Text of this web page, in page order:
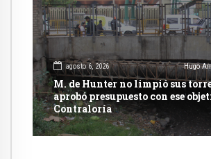
agosto 6, 2026 Hugo
M. de Hunter no limpió sus
aprobó presupuesto con ese
Contraloría